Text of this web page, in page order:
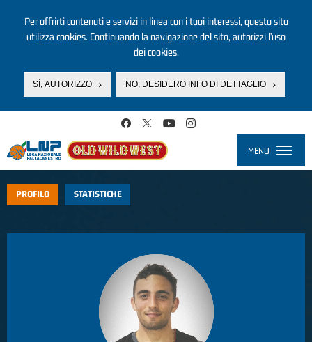
Per offrirti contenuti e servizi in linea con i tuoi interessi, questo sito
utilizza cookies. Continuando la navigazione del sito, autorizzi l’uso
dei cookies.
SÌ, AUTORIZZO NO, DESIDERO INFO DI DETTAGLIO
MENU
PROFILO STATISTICHE